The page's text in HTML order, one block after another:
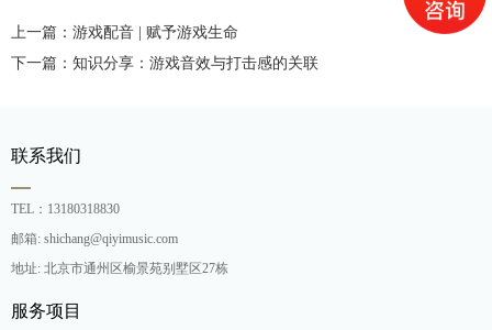
上一篇：游戏配音 | 赋予游戏生命
下一篇：知识分享：游戏音效与打击感的关联
联系我们
TEL：13180318830
邮箱: shichang@qiyimusic.com
地址: 北京市通州区榆景苑别墅区27栋
服务项目